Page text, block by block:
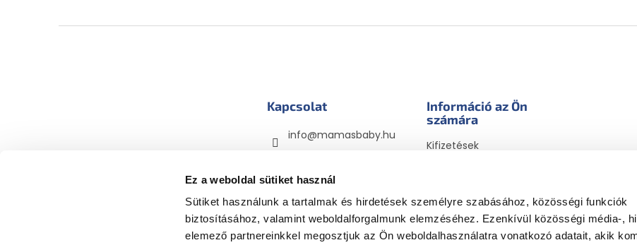
Ez a weboldal sütiket használ
Sütiket használunk a tartalmak és hirdetések személyre szabásához, közösségi funkciók
biztosításához, valamint weboldalforgalmunk elemzéséhez. Ezenkívül közösségi média-,
elemező partnereinkkel megosztjuk az Ön weboldalhasználatra vonatkozó adatait, akik
Kapcsolat
info@mamasbaby.hu
mamasbaby_hu
Információ az Ön
számára
Kifizetések
Visszaküldések és
reklamációk
Általános Szerződési
Feltételek